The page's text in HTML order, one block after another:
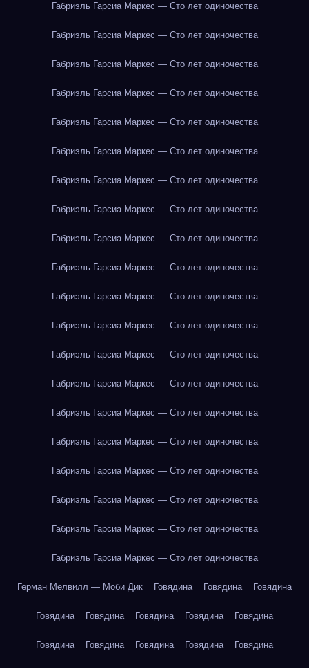
Габриэль Гарсиа Маркес — Сто лет одиночества
Габриэль Гарсиа Маркес — Сто лет одиночества
Габриэль Гарсиа Маркес — Сто лет одиночества
Габриэль Гарсиа Маркес — Сто лет одиночества
Габриэль Гарсиа Маркес — Сто лет одиночества
Габриэль Гарсиа Маркес — Сто лет одиночества
Габриэль Гарсиа Маркес — Сто лет одиночества
Габриэль Гарсиа Маркес — Сто лет одиночества
Габриэль Гарсиа Маркес — Сто лет одиночества
Габриэль Гарсиа Маркес — Сто лет одиночества
Габриэль Гарсиа Маркес — Сто лет одиночества
Габриэль Гарсиа Маркес — Сто лет одиночества
Габриэль Гарсиа Маркес — Сто лет одиночества
Габриэль Гарсиа Маркес — Сто лет одиночества
Габриэль Гарсиа Маркес — Сто лет одиночества
Габриэль Гарсиа Маркес — Сто лет одиночества
Габриэль Гарсиа Маркес — Сто лет одиночества
Габриэль Гарсиа Маркес — Сто лет одиночества
Габриэль Гарсиа Маркес — Сто лет одиночества
Габриэль Гарсиа Маркес — Сто лет одиночества
Герман Мелвилл — Моби Дик Говядина Говядина Говядина
Говядина Говядина Говядина Говядина Говядина
Говядина Говядина Говядина Говядина Говядина